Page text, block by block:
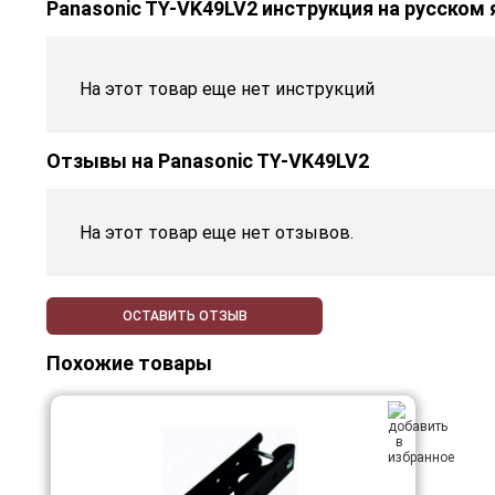
Panasonic TY-VK49LV2 инструкция на русском
На этот товар еще нет инструкций
Отзывы на Panasonic TY-VK49LV2
На этот товар еще нет отзывов.
ОСТАВИТЬ ОТЗЫВ
Похожие товары